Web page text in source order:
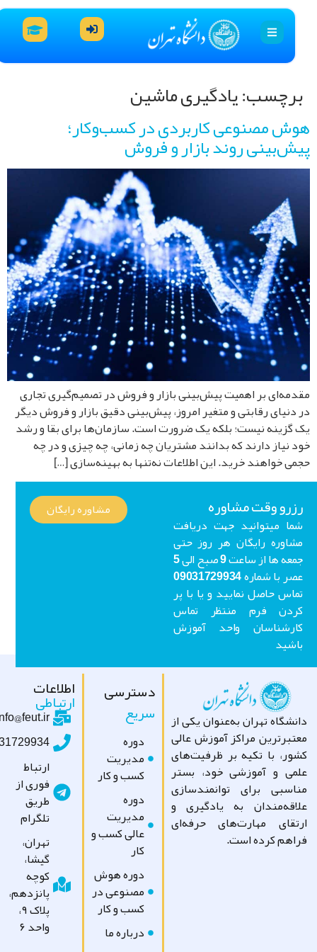
یادگیری ماشین
مصنوعی کاربردی در کسب‌وکار؛
روند بازار و فروش
بر اهمیت پیش‌بینی بازار و فروش در تصمیم‌گیری تجاری
رقابتی و متغیر امروز، پیش‌بینی دقیق بازار و فروش دیگر
نیست؛ بلکه یک ضرورت است. سازمان‌ها برای بقا و رشد
نیاز دارند که بدانند مشتریان چه زمانی، چه چیزی و در چه
خواهند خرید. این اطلاعات نه‌تنها به بهینه‌سازی […]
وقت مشاوره
میتوانید جهت دریافت
رایگان هر روز حتی
جمعه ها از ساعت 9 صبح الی 5
عصر با شماره 09031729934
حاصل نمایید و یا با پر
فرم منتظر تماس
واحد آموزش
مشاوره رایگان
تهران به‌عنوان یکی از
مراکز آموزش عالی
با تکیه بر ظرفیت‌های
و آموزشی خود، بستر
برای توانمندسازی
به یادگیری و
مهارت‌های حرفه‌ای
کرده است.
دسترسی
سریع
مدیریت
کسب و کار
مدیریت
عالی کسب و
دوره هوش
مصنوعی در
کسب و کار
درباره ما
اطلاعات
ارتباطی
info@feut.ir
09031729934
ارتباط
فوری از
طریق
تلگرام
تهران،
گیشا،
کوچه
پانزدهم،
پلاک ۹،
واحد ۶